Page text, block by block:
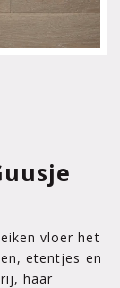
vloer het
etentjes en
haar